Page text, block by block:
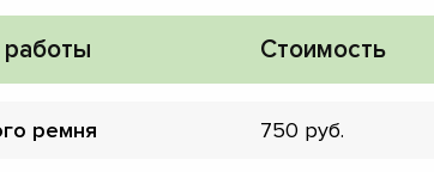
Стоимость
ремня 750